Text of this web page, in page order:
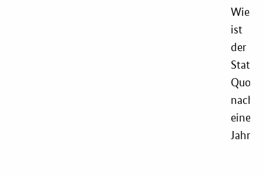
Wie
ist
der
Status
Quo
nach
einem
Jahr?